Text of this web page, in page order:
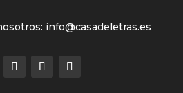
info@casadeletras.es